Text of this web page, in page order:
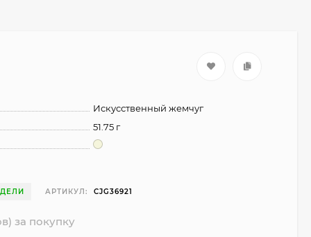
Искусственный жемчуг
51.75 г
АРТИКУЛ: CJG36921
за покупку